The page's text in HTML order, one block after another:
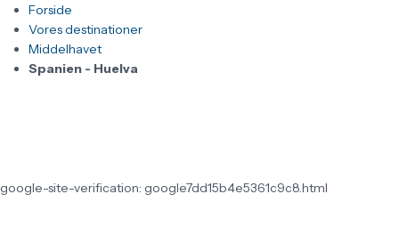
Forside
Vores destinationer
Middelhavet
Spanien - Huelva
google-site-verification: google7dd15b4e5361c9c8.html